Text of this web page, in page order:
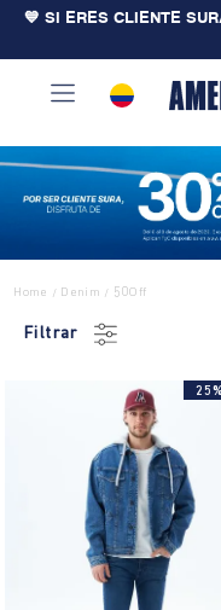
💙 SI ERES CLIENTE
Home / Denim / 50Off
Filtrar